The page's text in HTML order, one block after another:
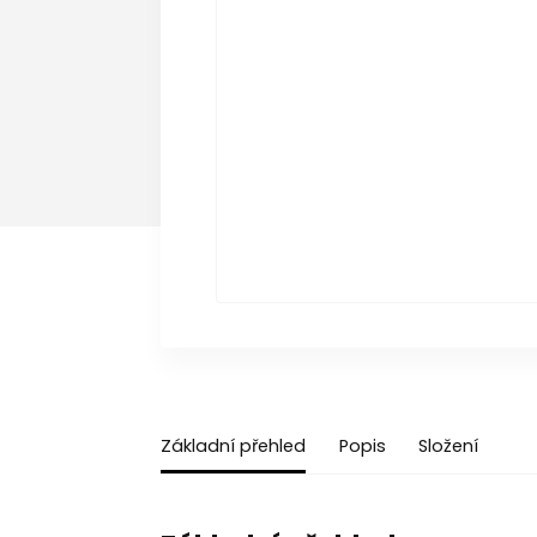
Základní přehled Popis Složení